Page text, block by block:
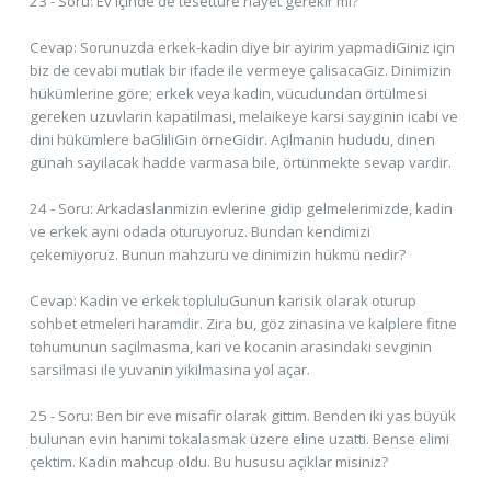
Cevap: Sorunuzda erkek-kadin diye bir ayirim yapmadiGiniz için
biz de cevabi mutlak bir ifade ile vermeye çalisacaGiz. Dinimizin
hükümlerine göre; erkek veya kadin, vücudundan örtülmesi
gereken uzuvlarin kapatilmasi, melaikeye karsi sayginin icabi ve
dini hükümlere baGliliGin örneGidir. Açilmanin hududu, dinen
günah sayilacak hadde varmasa bile, örtünmekte sevap vardir.
24 - Soru: Arkadaslanmizin evlerine gidip gelmelerimizde, kadin
ve erkek ayni odada oturuyoruz. Bundan kendimizi
çekemiyoruz. Bunun mahzuru ve dinimizin hükmü nedir?
Cevap: Kadin ve erkek topluluGunun karisik olarak oturup
sohbet etmeleri haramdir. Zira bu, göz zinasina ve kalplere fitne
tohumunun saçilmasma, kari ve kocanin arasindaki sevginin
sarsilmasi ile yuvanin yikilmasina yol açar.
25 - Soru: Ben bir eve misafir olarak gittim. Benden iki yas büyük
bulunan evin hanimi tokalasmak üzere eline uzatti. Bense elimi
çektim. Kadin mahcup oldu. Bu hususu açiklar misiniz?